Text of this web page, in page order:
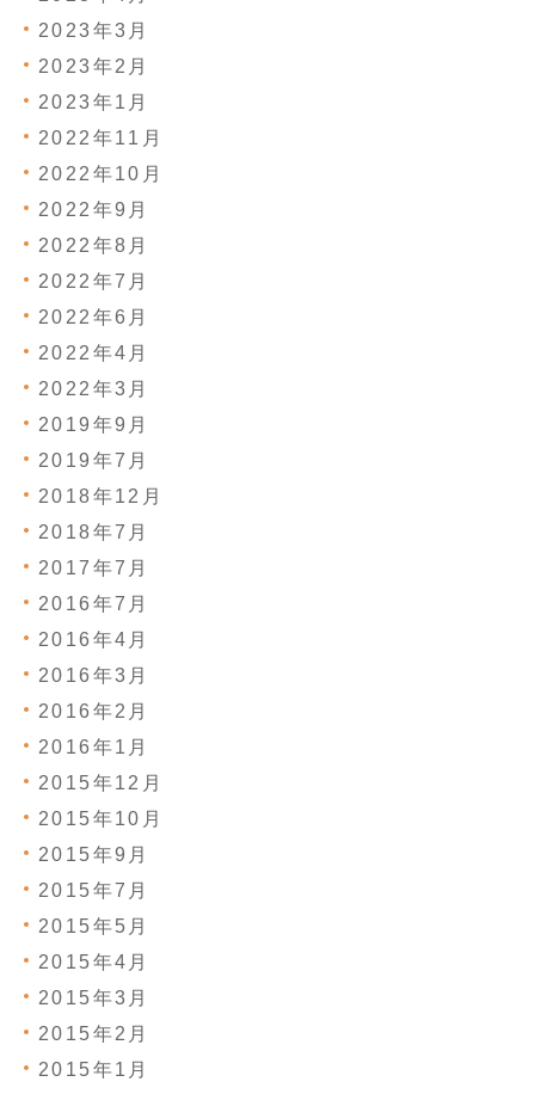
2023年3月
2023年2月
2023年1月
2022年11月
2022年10月
2022年9月
2022年8月
2022年7月
2022年6月
2022年4月
2022年3月
2019年9月
2019年7月
2018年12月
2018年7月
2017年7月
2016年7月
2016年4月
2016年3月
2016年2月
2016年1月
2015年12月
2015年10月
2015年9月
2015年7月
2015年5月
2015年4月
2015年3月
2015年2月
2015年1月